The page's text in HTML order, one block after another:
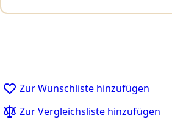
Zur Wunschliste hinzufügen
Zur Vergleichsliste hinzufügen